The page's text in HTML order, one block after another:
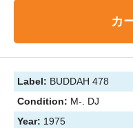
カ
Label: BUDDAH 478
Condition: M-. DJ
Year: 1975